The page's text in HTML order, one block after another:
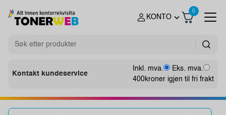
KONTO
0
Kontakt kundeservice
Inkl. mva.
Eks. mva.
400kroner igjen til fri frakt